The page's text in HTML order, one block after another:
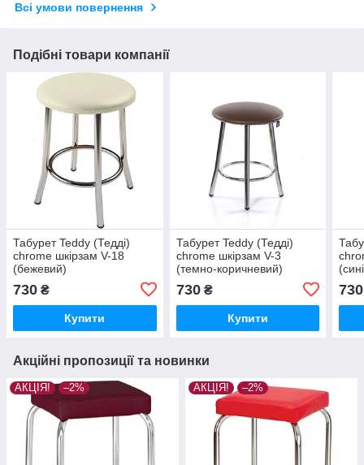
Всі умови повернення
Подібні товари компанії
Табурет Teddy (Тедді)
chrome шкірзам V-18
(бежевий)
730 ₴
Купити
Табурет Teddy (Тедді)
chrome шкірзам V-3
(темно-коричневий)
730₴
Купити
730
Акційні пропозиції та новинки
АКЦІЯ! –2% АКЦІЯ! –2%